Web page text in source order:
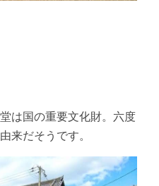
は国の重要文化財。六度
来だそうです。